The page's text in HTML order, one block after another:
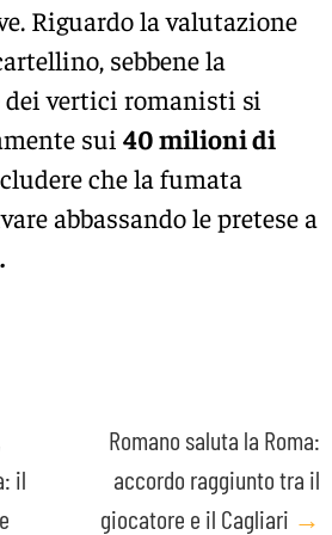
Riguardo la valutazione
sebbene la
vertici romanisti si
sui 40 milioni di
che la fumata
abbassando le pretese a
il
Romano saluta la Roma:
accordo raggiunto tra il
giocatore e il Cagliari →